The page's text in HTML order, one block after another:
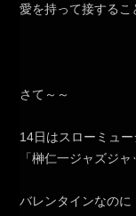
愛を持って接するこ
さて～～
14日はスローミュ
「榊仁一ジャズジ
バレンタインなのに